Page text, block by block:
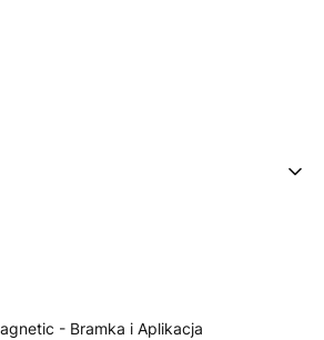
- Bramka i Aplikacja